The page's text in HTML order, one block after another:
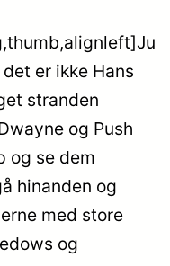
er ikke Hans
stranden
og Push
og se dem
hinanden og
med store
og